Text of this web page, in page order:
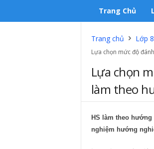
Trang Chủ
Trang chủ Lớp 8
Lựa chọn mức độ
Lựa chọn
làm theo
HS làm theo hướng
nghiệm hướng